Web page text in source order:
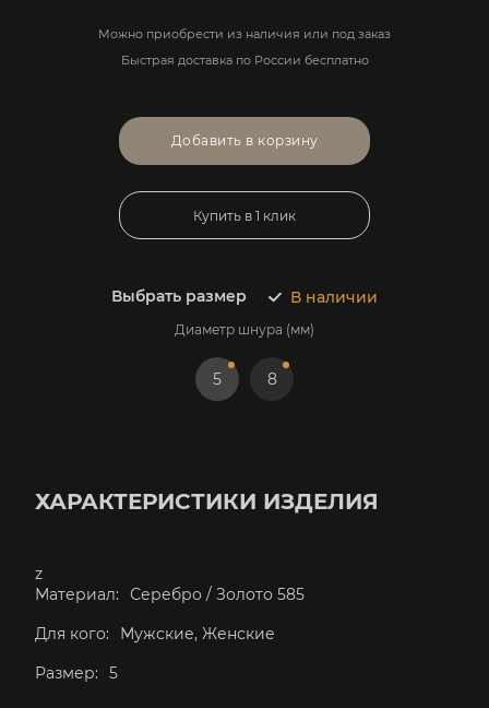
Можно приобрести из наличия или под заказ
Быстрая доставка по России бесплатно
Выбрать размер В наличии
Диаметр шнура (мм)
5 8
Добавить в корзину
Купить в 1 клик
ХАРАКТЕРИСТИКИ ИЗДЕЛИЯ
z
Материал:
Серебро / Золото 585
Для кого:
Мужские, Женские
Размер:
5